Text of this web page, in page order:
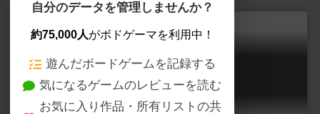
パーフェクトアリバイ
Où étiez-vous?
自分のデータを管理しませんか？
約75,000人がボドゲーマを利用中！
遊んだボードゲームを記録する
気になるゲームのレビューを読む
お気に入り作品・所有リストの共